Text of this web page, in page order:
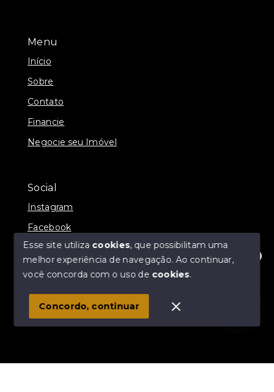
Olá! Estamos disponíveis para te ajudar.
Menu
Início
Sobre
Contato
Financie
Negocie seu Imóvel
Social
Instagram
Facebook
© Copyright 2026 - Rejane Corretora - Todos os
SITE PARA IMOBILIARIA
Esse site utiliza cookies, que possibilitam uma
melhor experiência de navegação.Ao continuar,
você concorda com o uso de cookies.
Concordo, continuar